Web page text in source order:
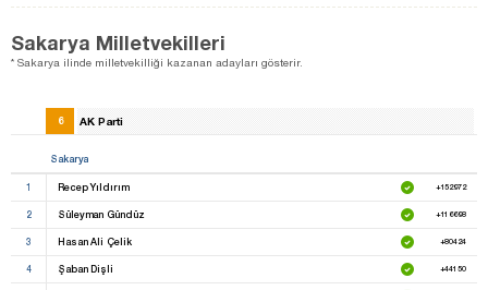
Sakarya Milletvekilleri
* Sakarya ilinde milletvekilliği kazanan adayları gösterir.
6 AK Parti
Sakarya
1 Recep Yıldırım +152972
2 Süleyman Gündüz +116698
3 Hasan Ali Çelik +80424
4 Şaban Dişli +44150